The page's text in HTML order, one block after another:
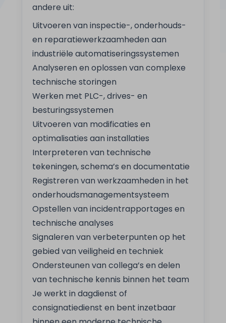
andere uit:
Uitvoeren van inspectie-, onderhouds-
en reparatiewerkzaamheden aan
industriële automatiseringssystemen
Analyseren en oplossen van complexe
technische storingen
Werken met PLC-, drives- en
besturingssystemen
Uitvoeren van modificaties en
optimalisaties aan installaties
Interpreteren van technische
tekeningen, schema’s en documentatie
Registreren van werkzaamheden in het
onderhoudsmanagementsysteem
Opstellen van incidentrapportages en
technische analyses
Signaleren van verbeterpunten op het
gebied van veiligheid en techniek
Ondersteunen van collega’s en delen
van technische kennis binnen het team
Je werkt in dagdienst of
consignatiedienst en bent inzetbaar